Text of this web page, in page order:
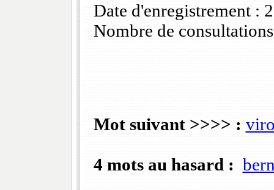
Date d'enregistrement :
Nombre de
Mot suivant >>>> :
4 mots au hasard :